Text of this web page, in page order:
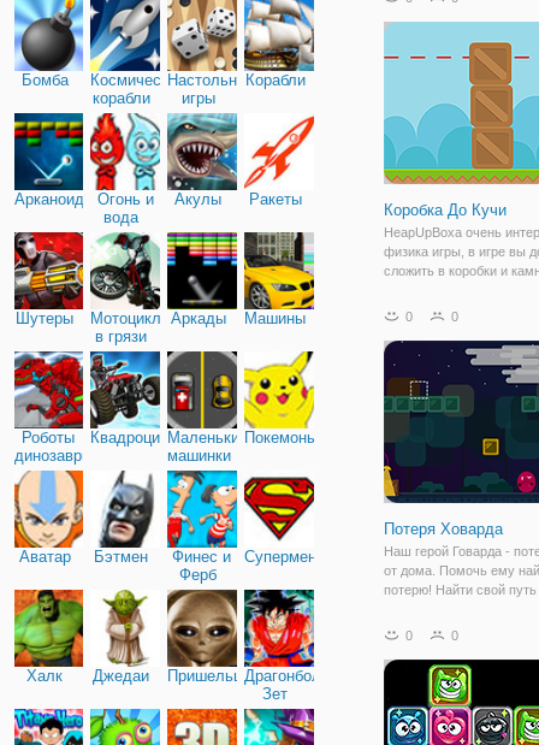
Бомба
Космические
корабли
Настольные
игры
Корабли
Арканоид
Огонь и
вода
Акулы Ракеты
Шутеры
Мотоциклы
в грязи
Аркады Машины
Роботы
динозавры
КвадроциклыМаленькие
машинки
Покемоны
Аватар Бэтмен
Финес и
Ферб
Супермен
Халк Джедаи ПришельцыДрагонболл
Зет
как вы можете. Сдвиньте
количество блоков в
последовательности,
Коробка До Кучи
HeapUpBoxa очень
физика игры, в игре вы
сложить в коробки и
бросить вызов, если
вызов, вы должны
0 0
Потеря Ховарда
Наш герой Говарда -
от дома. Помочь ему
потерю! Найти свой путь
поисках одного
вернуться домой.
0 0